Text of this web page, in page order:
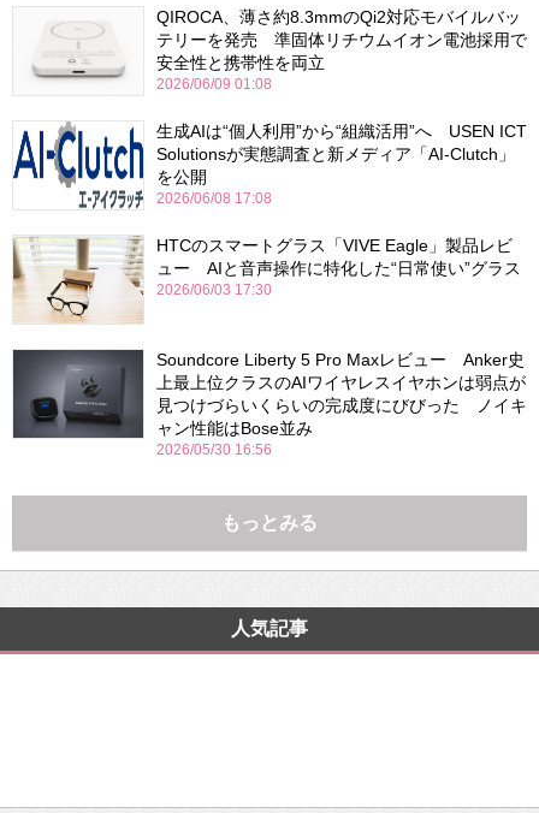
QIROCA、薄さ約8.3mmのQi2対応モバイルバッ
テリーを発売 準固体リチウムイオン電池採用で
安全性と携帯性を両立
2026/06/09 01:08
生成AIは“個人利用”から“組織活用”へ USEN ICT
Solutionsが実態調査と新メディア「AI-Clutch」
を公開
2026/06/08 17:08
HTCのスマートグラス「VIVE Eagle」製品レビ
ュー AIと音声操作に特化した“日常使い”グラス
2026/06/03 17:30
Soundcore Liberty 5 Pro Maxレビュー Anker史
上最上位クラスのAIワイヤレスイヤホンは弱点が
見つけづらいくらいの完成度にびびった ノイキ
ャン性能はBose並み
2026/05/30 16:56
もっとみる
人気記事